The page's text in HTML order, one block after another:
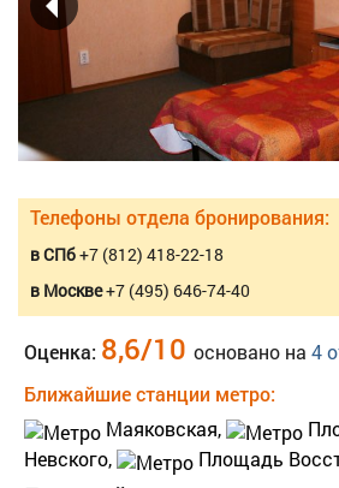
Телефоны отдела бронирования:
в СПб+7 (812) 418-22-18
в Москве+7 (495) 646-74-40
Оценка: 8,6/10 основано на 4
Ближайшие станции метро:
Маяковская,
Невского,
Площадь